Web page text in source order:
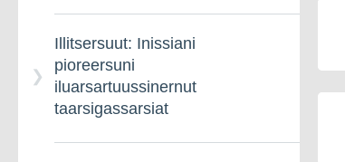
kiffartuussiviatigut
inissarsiortumut
pillugu inatsit
Illitsersuut: Inissiani
pioreersuni
iluarsartuussinernut
taarsigassarsiat